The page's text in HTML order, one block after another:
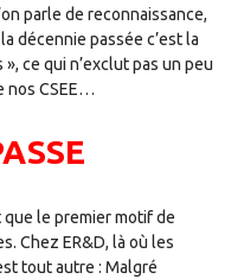
parle de reconnaissance,
décennie passée c’est la
ce qui n’exclut pas un peu
nos CSEE…
que le premier motif de
Chez ER&D, là où les
tout autre : Malgré